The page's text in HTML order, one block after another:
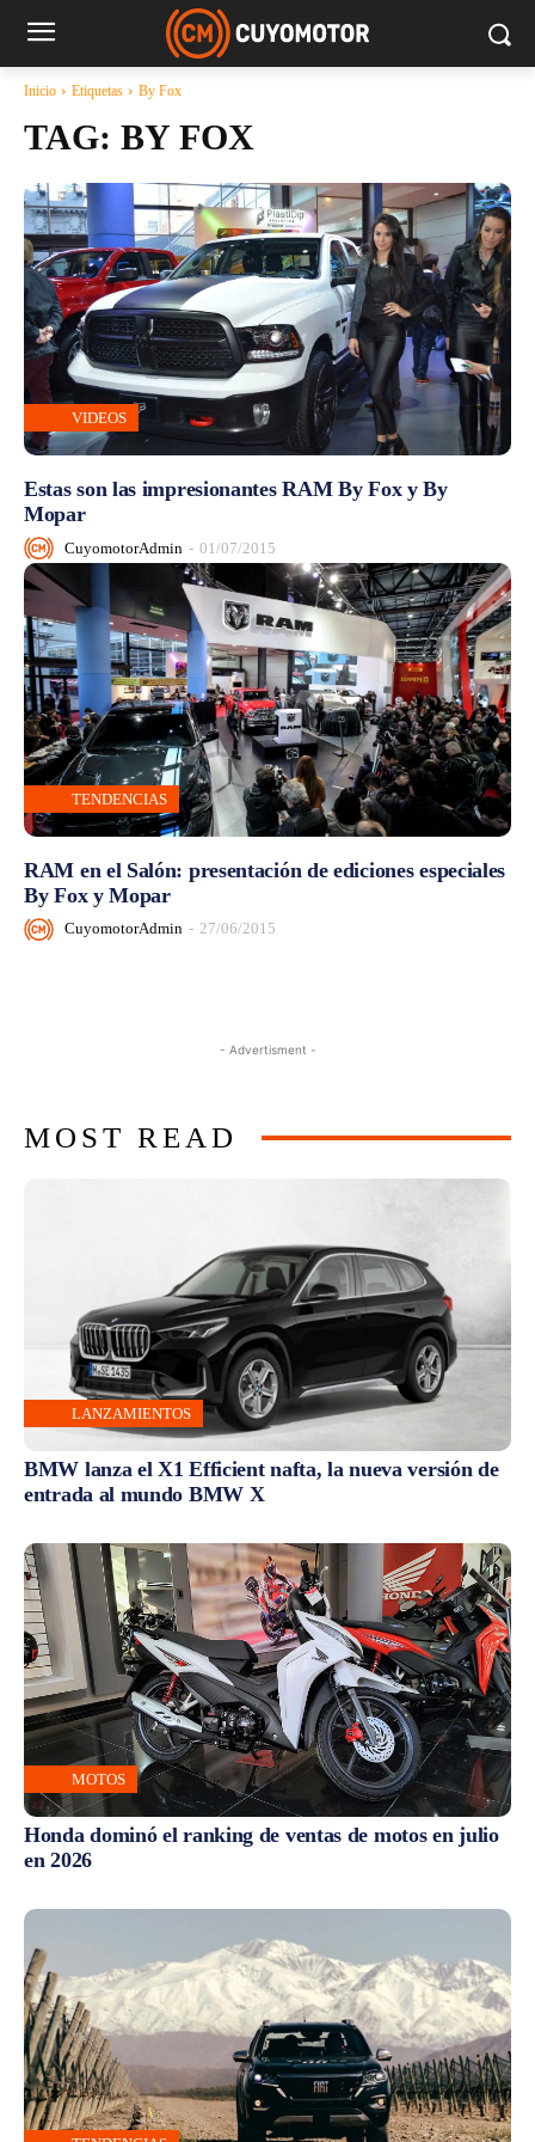
Inicio Etiquetas By Fox
TAG: BY FOX
VIDEOS
Estas son las impresionantes RAM By Fox y By
Mopar
CuyomotorAdmin - 01/07/2015
TENDENCIAS
RAM en el Salón: presentación de ediciones especiales
By Fox y Mopar
CuyomotorAdmin - 27/06/2015
- Advertisment -
MOST READ
LANZAMIENTOS
BMW lanza el X1 Efficient nafta, la nueva versión de
entrada al mundo BMW X
MOTOS
Honda dominó el ranking de ventas de motos en julio
en 2026